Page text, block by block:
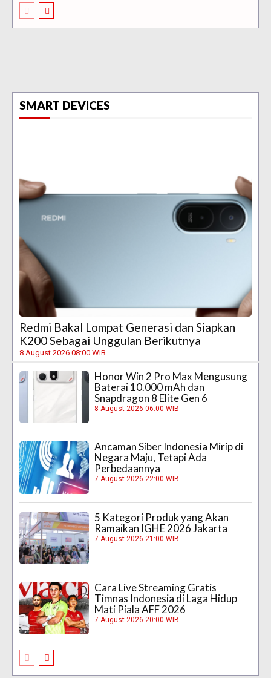
SMART DEVICES
Redmi Bakal Lompat Generasi dan Siapkan
K200 Sebagai Unggulan Berikutnya
8 August 2026 08:00 WIB
Honor Win 2 Pro Max Mengusung
Baterai 10.000 mAh dan
Snapdragon 8 Elite Gen 6
8 August 2026 06:00 WIB
Ancaman Siber Indonesia Mirip di
Negara Maju, Tetapi Ada
Perbedaannya
7 August 2026 22:00 WIB
5 Kategori Produk yang Akan
Ramaikan IGHE 2026 Jakarta
7 August 2026 21:00 WIB
Cara Live Streaming Gratis
Timnas Indonesia di Laga Hidup
Mati Piala AFF 2026
7 August 2026 20:00 WIB